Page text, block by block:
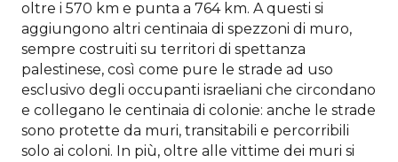
oltre i 570 km e punta a 764 km. A questi si
aggiungono altri centinaia di spezzoni di muro,
sempre costruiti su territori di spettanza
palestinese, così come pure le strade ad uso
esclusivo degli occupanti israeliani che circondano
e collegano le centinaia di colonie: anche le strade
sono protette da muri, transitabili e percorribili
solo ai coloni. In più, oltre alle vittime dei muri si